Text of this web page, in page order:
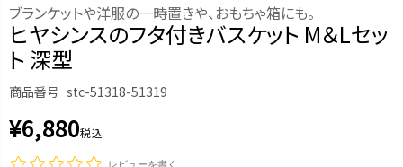
ブランケットや洋服の一時置きや、おもちゃ箱にも。
ヒヤシンスのフタ付きバスケット M＆Lセッ
ト 深型
商品番号 stc-51318-51319
¥6,880税込
レビューを書く